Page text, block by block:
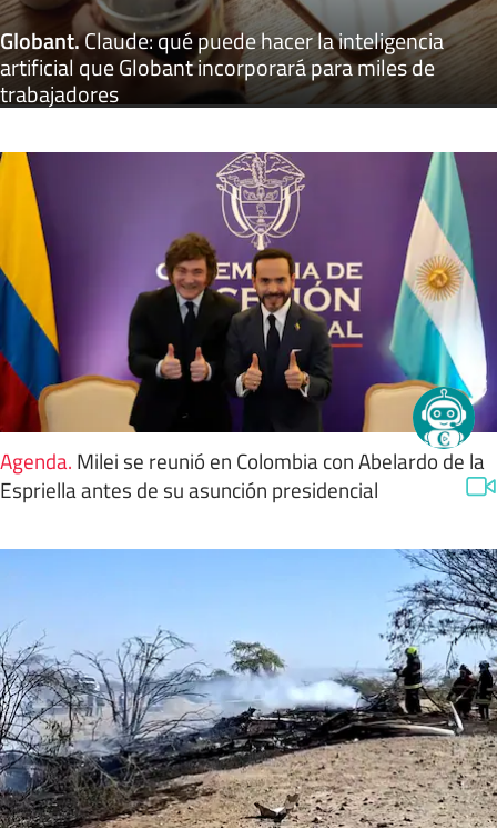
Globant.Claude: qué puede hacer la inteligencia
artificial que Globant incorporará para miles de
trabajadores
Agenda. Milei se reunió en Colombia con Abelardo de la
Espriella antes de su asunción presidencial